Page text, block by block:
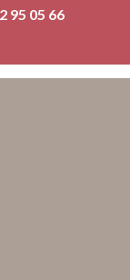
95 05 66